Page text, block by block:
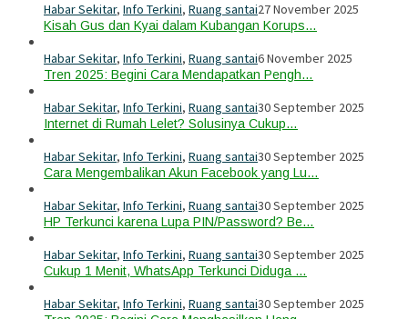
Habar Sekitar, Info Terkini, Ruang santai27 November 2025
Kisah Gus dan Kyai dalam Kubangan Korups…
Habar Sekitar, Info Terkini, Ruang santai6 November 2025
Tren 2025: Begini Cara Mendapatkan Pengh…
Habar Sekitar, Info Terkini, Ruang santai30 September 2025
Internet di Rumah Lelet? Solusinya Cukup…
Habar Sekitar, Info Terkini, Ruang santai30 September 2025
Cara Mengembalikan Akun Facebook yang Lu…
Habar Sekitar, Info Terkini, Ruang santai30 September 2025
HP Terkunci karena Lupa PIN/Password? Be…
Habar Sekitar, Info Terkini, Ruang santai30 September 2025
Cukup 1 Menit, WhatsApp Terkunci Diduga …
Habar Sekitar, Info Terkini, Ruang santai30 September 2025